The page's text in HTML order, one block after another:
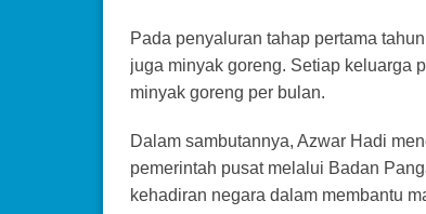
Pada penyaluran tahap pertama
juga minyak goreng. Setiap keluarga
minyak goreng per bulan.
Dalam sambutannya, Azwar Hadi
pemerintah pusat melalui Badan
kehadiran negara dalam membantu